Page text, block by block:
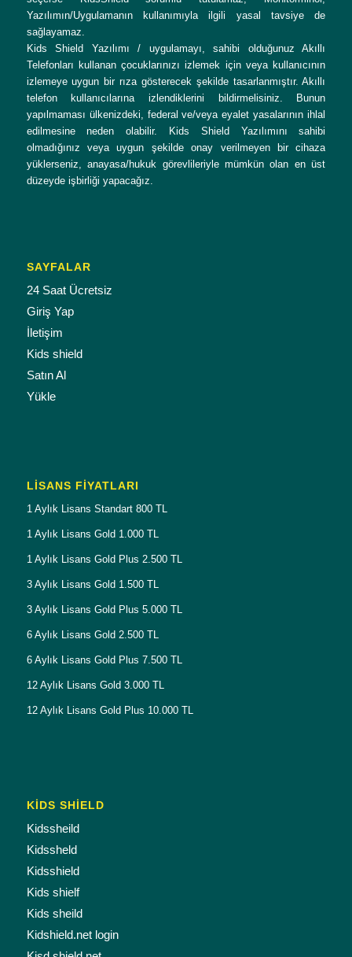
Yazılımın/Uygulamanın kullanımıyla ilgili yasal tavsiye de
sağlayamaz.
Kids Shield Yazılımı / uygulamayı, sahibi olduğunuz Akıllı
Telefonları kullanan çocuklarınızı izlemek için veya kullanıcının
izlemeye uygun bir rıza gösterecek şekilde tasarlanmıştır. Akıllı
telefon kullanıcılarına izlendiklerini bildirmelisiniz. Bunun
yapılmaması ülkenizdeki, federal ve/veya eyalet yasalarının ihlal
edilmesine neden olabilir. Kids Shield Yazılımını sahibi
olmadığınız veya uygun şekilde onay verilmeyen bir cihaza
yüklerseniz, anayasa/hukuk görevlileriyle mümkün olan en üst
düzeyde işbirliği yapacağız.
SAYFALAR
24 Saat Ücretsiz
Giriş Yap
İletişim
Kids shield
Satın Al
Yükle
LISANS FIYATLARI
1 Aylık Lisans Standart 800 TL
1 Aylık Lisans Gold 1.000 TL
1 Aylık Lisans Gold Plus 2.500 TL
3 Aylık Lisans Gold 1.500 TL
3 Aylık Lisans Gold Plus 5.000 TL
6 Aylık Lisans Gold 2.500 TL
6 Aylık Lisans Gold Plus 7.500 TL
12 Aylık Lisans Gold 3.000 TL
12 Aylık Lisans Gold Plus 10.000 TL
KİDS SHİELD
Kidssheild
Kidssheld
Kidsshield
Kids shielf
Kids sheild
Kidshield.net login